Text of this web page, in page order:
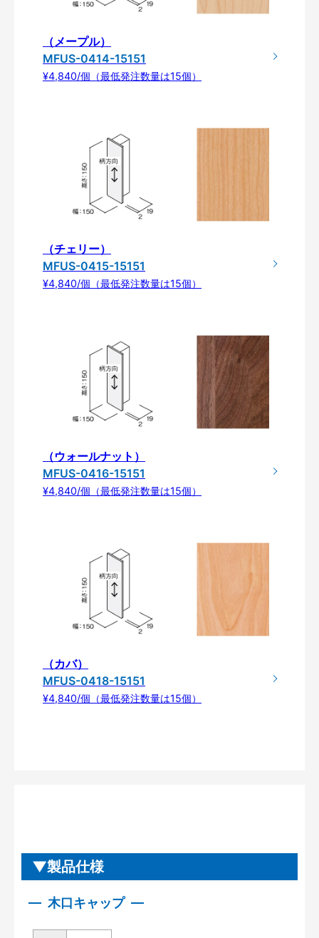
（メープル）
MFUS-0414-15151
¥4,840/個（最低発注数量は15個）
（チェリー）
MFUS-0415-15151
¥4,840/個（最低発注数量は15個）
（ウォールナット）
MFUS-0416-15151
¥4,840/個（最低発注数量は15個）
（カバ）
MFUS-0418-15151
¥4,840/個（最低発注数量は15個）
製品仕様
木口キャップ